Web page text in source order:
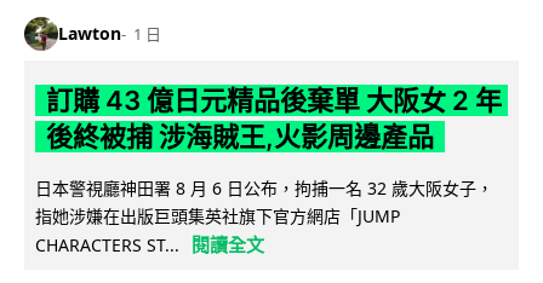
Lawton 1 日
訂購 43 億日元精品後棄單 大阪女 2 年
後終被捕 涉海賊王,火影周邊產品
日本警視廳神田署 8 月 6 日公布，拘捕一名 32 歲大阪女子，
指她涉嫌在出版巨頭集英社旗下官方網店「JUMP
CHARACTERS ST...
閱讀全文